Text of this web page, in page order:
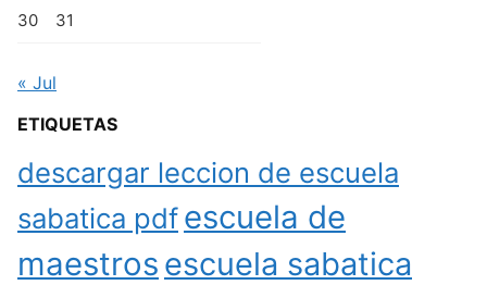
30 31
« Jul
ETIQUETAS
descargar leccion de escuela
sabatica pdfescuela de
maestros escuela sabatica